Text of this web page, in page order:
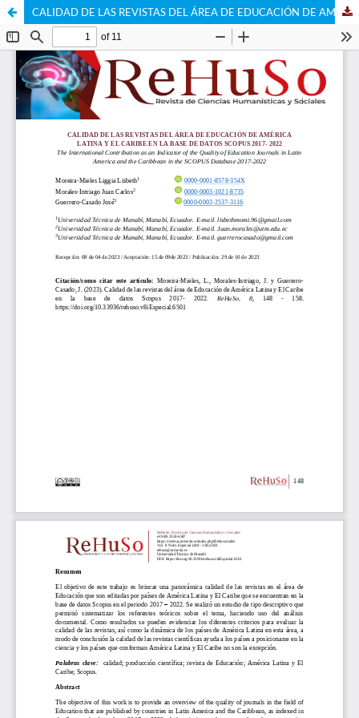
CALIDAD DE LAS REVISTAS DEL ÁREA DE EDUCACIÓN DE AMÉRICA LATINA Y EL CARIBE EN LA BASE DE DATOS SCOPUS 2017- 2022